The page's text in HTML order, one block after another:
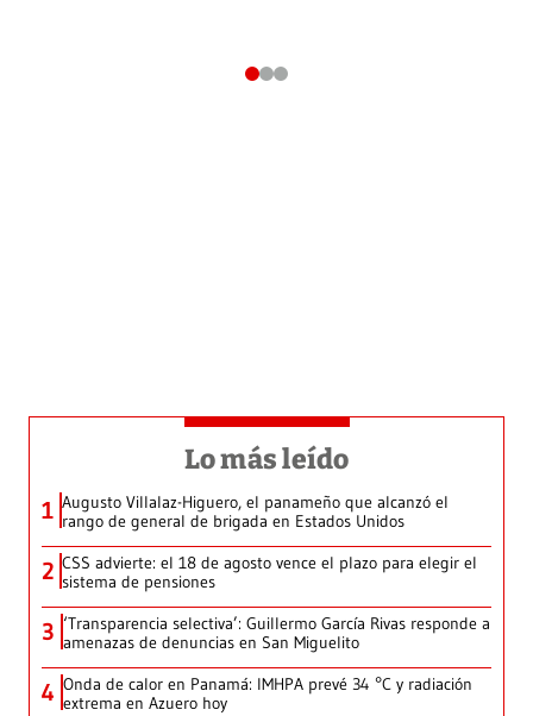
Lo más leído
1 Augusto Villalaz-Higuero, el panameño que alcanzó el
rango de general de brigada en Estados Unidos
2 CSS advierte: el 18 de agosto vence el plazo para elegir el
sistema de pensiones
3 ‘Transparencia selectiva’: Guillermo García Rivas responde a
amenazas de denuncias en San Miguelito
4 Onda de calor en Panamá: IMHPA prevé 34 °C y radiación
extrema en Azuero hoy